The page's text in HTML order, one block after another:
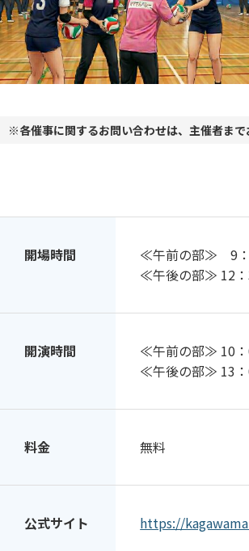
※各催事に関するお問い合わせは、主催者まで
開場時間
≪午前の部≫ 9：
≪午後の部≫ 12：
開演時間
≪午前の部≫ 10：
≪午後の部≫ 13：
料金 無料
公式サイト https://